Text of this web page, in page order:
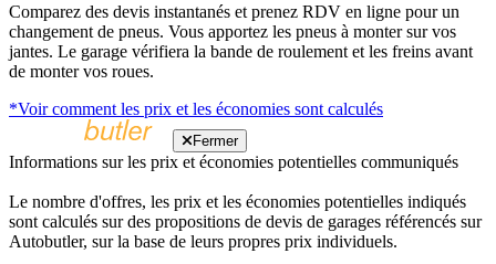
Comparez des devis instantanés et prenez RDV en ligne pour un
changement de pneus. Vous apportez les pneus à monter sur vos
jantes. Le garage vérifiera la bande de roulement et les freins avant
de monter vos roues.
*Voir comment les prix et les économies sont calculés
Fermer
Informations sur les prix et économies potentielles communiqués
Le nombre d'offres, les prix et les économies potentielles indiqués
sont calculés sur des propositions de devis de garages référencés sur
Autobutler, sur la base de leurs propres prix individuels.